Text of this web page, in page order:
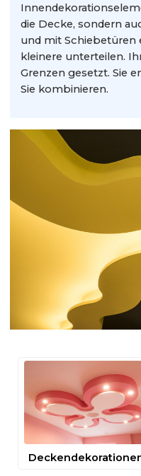
die Decke, sondern
und mit Schiebetüren
kleinere unterteilen.
Grenzen gesetzt. Sie
Sie kombinieren.